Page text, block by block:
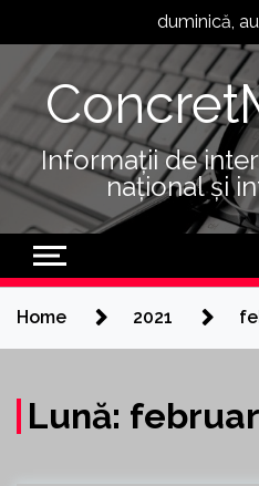
duminică,
Informații de
național și
Home 2021
Lună: